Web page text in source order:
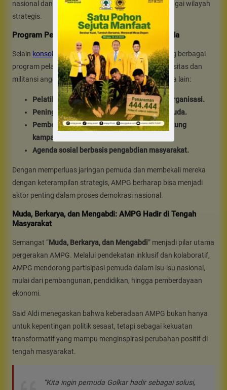
nasional dan menambah daya tawar politik di berbagai wilayah
strategis.
Program Pelatihan dan Penguatan Basis Pemuda
Selain konsolidasi AMPG, PP AMPG juga merancang berbagai
program pelatihan kader untuk meningkatkan kapasitas dan
militansi anggota. Beberapa agenda prioritas antara lain:
Pelatihan kepemimpinan dan manajemen organisasi.
Peningkatan literasi politik bagi generasi muda.
Pembentukan relawan digital untuk mendukung
kampanye partai.
Agenda sosial berbasis pengabdian masyarakat.
Dengan memperluas jaringan pemuda dan membekali mereka
dengan keterampilan strategis, AMPG berharap bisa menjadi
aktor penting dalam proses demokrasi nasional.
Muda, Berkarya, dan Mengabdi: AMPG Hadir di Tengah
Masyarakat
Semangat “Muda, Berkarya, dan Mengabdi” menjadi pilar utama
pergerakan AMPG. Melalui pendekatan inklusif dan kolaboratif,
AMPG mendorong partisipasi pemuda dalam isu-isu nasional,
mulai dari pembangunan, pendidikan, hingga pemberdayaan
ekonomi.
Said Aldi menegaskan bahwa keberadaan AMPG bukan hanya
untuk kepentingan politik sesaat, tetapi sebagai kekuatan
transformatif yang mampu menginspirasi perubahan positif di
tengah masyarakat.
“Kita ingin pemuda Golkar hadir sebagai solusi,